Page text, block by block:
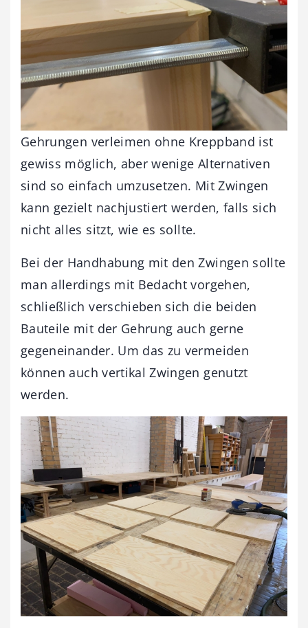
Gehrungen verleimen ohne Kreppband ist
gewiss möglich, aber wenige Alternativen
sind so einfach umzusetzen. Mit Zwingen
kann gezielt nachjustiert werden, falls sich
nicht alles sitzt, wie es sollte.
Bei der Handhabung mit den Zwingen sollte
man allerdings mit Bedacht vorgehen,
schließlich verschieben sich die beiden
Bauteile mit der Gehrung auch gerne
gegeneinander. Um das zu vermeiden
können auch vertikal Zwingen genutzt
werden.